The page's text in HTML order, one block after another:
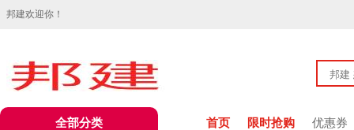
邦建欢迎你！
全部分类 首页 限时抢购 优惠券